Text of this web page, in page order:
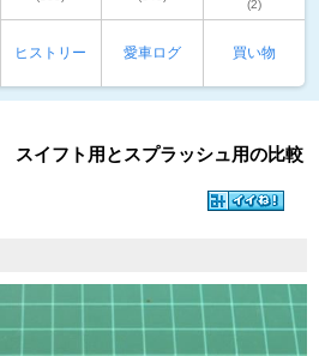
(2)
ヒストリー 愛車ログ 買い物
スイフト用とスプラッシュ用の比較